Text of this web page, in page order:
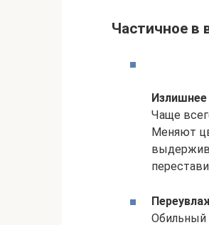
Частичное в
Чаще
Меняют
Обильный